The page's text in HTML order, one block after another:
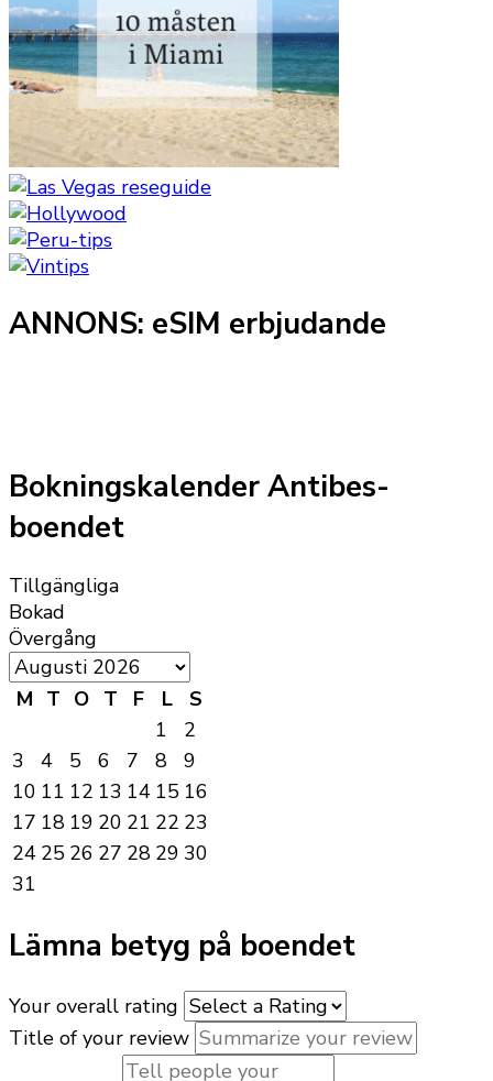
ANNONS: eSIM erbjudande
Bokningskalender Antibes-
boendet
Tillgängliga
Bokad
Övergång
M T O T F L
S
1
2
3
4 5 6 7 8
9
10 11 12 13 14 15 16
17 18 19 20 21 22 23
24 25 26 27 28 29 30
31
Lämna betyg på boendet
Your overall rating
Title of your review